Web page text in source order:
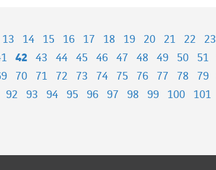
13 14 15 16 17 18 19 20 21 22 23
42 43 44 45 46 47 48 49 50 51
70 71 72 73 74 75 76 77 78 79
92 93 94 95 96 97 98 99 100 101